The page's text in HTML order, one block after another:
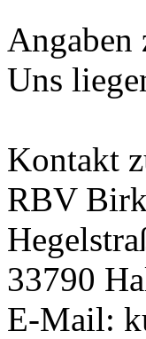
Angaben
Uns
Kontakt
RBV
33790
E-Mail: